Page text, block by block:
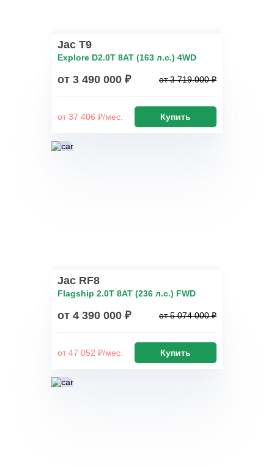
Jac T9
Explore D2.0T 8AT (163 л.с.) 4WD
от 3 490 000 ₽ от 3 719 000 ₽
от 37 406 ₽/мес. Купить
Jac RF8
Flagship 2.0T 8AT (236 л.с.) FWD
от 4 390 000 ₽ от 5 074 000 ₽
от 47 052 ₽/мес. Купить